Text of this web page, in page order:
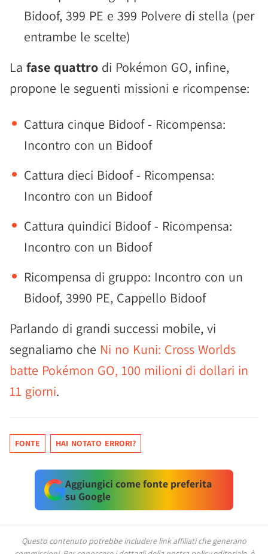
Bidoof, 399 PE e 399 Polvere di stella (per
entrambe le scelte)
La fase quattro di Pokémon GO, infine,
propone le seguenti missioni e ricompense:
Cattura cinque Bidoof - Ricompensa:
Incontro con un Bidoof
Cattura dieci Bidoof - Ricompensa:
Incontro con un Bidoof
Cattura quindici Bidoof - Ricompensa:
Incontro con un Bidoof
Ricompensa di gruppo: Incontro con un
Bidoof, 3990 PE, Cappello Bidoof
Parlando di grandi successi mobile, vi
segnaliamo che Ni no Kuni: Cross Worlds
batte Pokémon GO, 100 milioni di dollari in
11 giorni.
FONTE HAI NOTATO ERRORI?
Aggiungici come fonte preferita
su Google
Questo contenuto potrebbe includere link affiliati che generano